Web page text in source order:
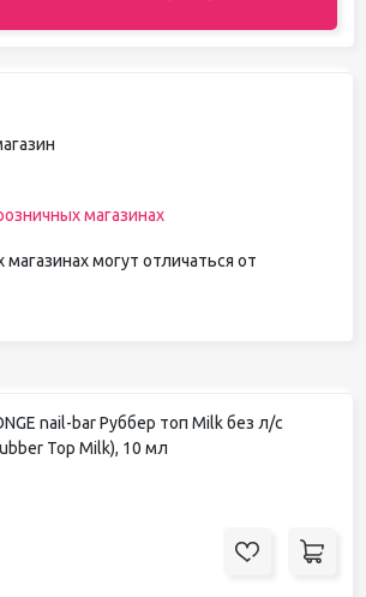
магазинах
могут отличаться от
nail-bar Руббер топ Milk без л/с
Top Milk), 10 мл